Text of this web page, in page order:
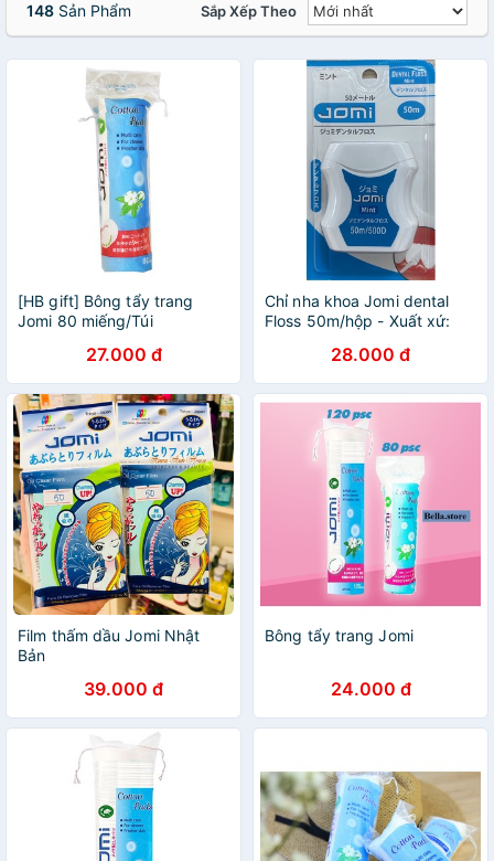
148 Sản Phẩm Sắp Xếp Theo
[HB gift] Bông tẩy trang
Jomi 80 miếng/Túi
27.000 đ
Chỉ nha khoa Jomi dental
Floss 50m/hộp - Xuất xứ:
28.000 đ
Film thấm dầu Jomi Nhật
Bản
39.000 đ
Bông tẩy trang Jomi
24.000 đ